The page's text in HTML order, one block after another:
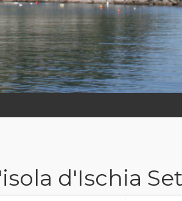
d'Ischia